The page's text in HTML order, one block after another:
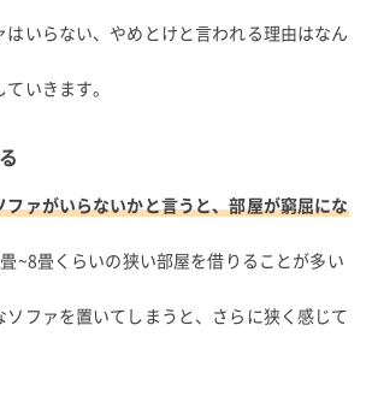
いらない、やめとけと言われる理由はなん
いきます。
ファがいらないかと言うと、部屋が窮屈にな
~8畳くらいの狭い部屋を借りることが多い
ファを置いてしまうと、さらに狭く感じて